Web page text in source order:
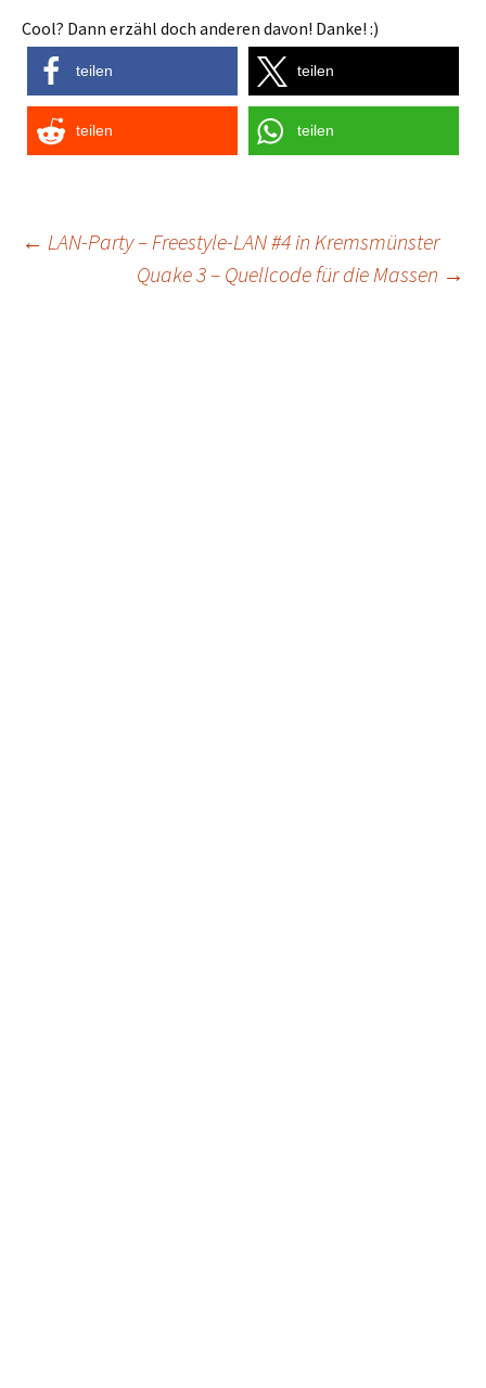
Cool? Dann erzähl doch anderen davon! Danke! :)
teilen teilen
teilen teilen
Post
← LAN-Party – Freestyle-LAN #4 in Kremsmünster
Quake 3 – Quellcode für die Massen →